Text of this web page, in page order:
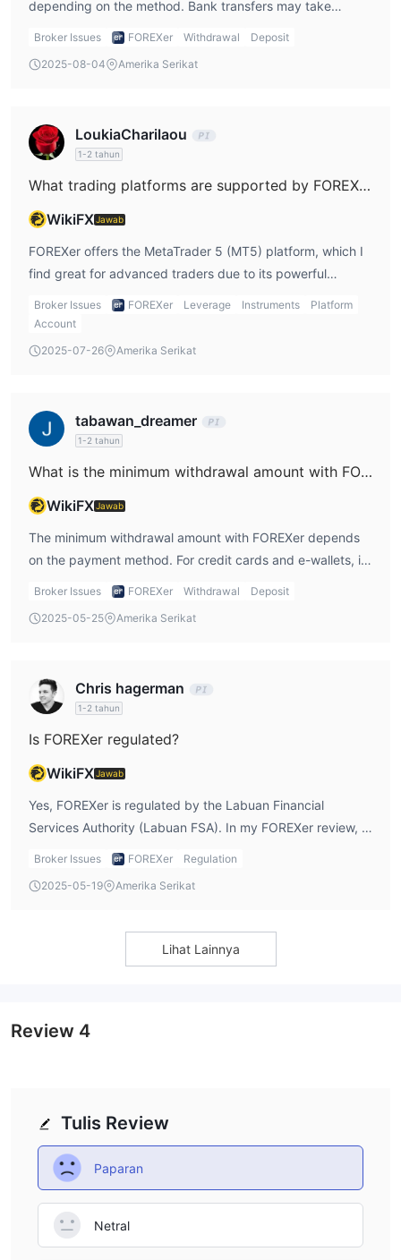
depending on the method. Bank transfers may take
longer, while credit cards and e-wallets like STICPAY tend
always good to account for processing times when
Broker Issues FOREXer Withdrawal
Deposit
2025-08-04
Amerika Serikat
LoukiaCharilaou
1-2 tahun
What trading platforms are supported by FOREXer?
WikiFXJawab
FOREXer offers the MetaTrader 5 (MT5) platform, which I
find great for advanced traders due to its powerful
charting and analysis tools. In my FOREXer review, I
discussed how MT5 supports automated trading and
Broker Issues FOREXer Leverage Instruments
Platform
Account
2025-07-26
Amerika Serikat
tabawan_dreamer
1-2 tahun
What is the minimum withdrawal amount with FOREXer?
WikiFXJawab
The minimum withdrawal amount with FOREXer depends
on the payment method. For credit cards and e-wallets, it
is typically $10, while for bank transfers, it may be higher.
the minimum withdrawal amount helps in planning
Broker Issues FOREXer Withdrawal
Deposit
2025-05-25
Amerika Serikat
Chris hagerman
1-2 tahun
Is FOREXer regulated?
WikiFXJawab
Yes, FOREXer is regulated by the Labuan Financial
Services Authority (Labuan FSA). In my FOREXer review, I
noted that while it's regulated by Labuan FSA, its previous
for traders. The Labuan FSA regulation offers some
Broker Issues FOREXer
Regulation
2025-05-19
Amerika Serikat
Lihat Lainnya
Tulis Review
Paparan
Netral
Review 4